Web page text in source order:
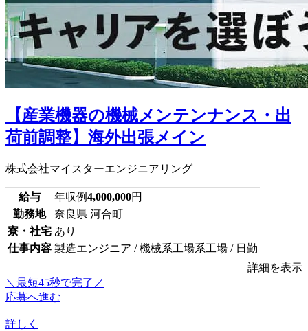
【産業機器の機械メンテンナンス・出
荷前調整】海外出張メイン
株式会社マイスターエンジニアリング
給与 年収例4,000,000円
勤務地
奈良県 河合町
寮・社宅 あり
仕事内容 製造エンジニア / 機械系工場系工場 / 日勤
詳細を表示
＼最短45秒で完了／
応募へ進む
詳しく